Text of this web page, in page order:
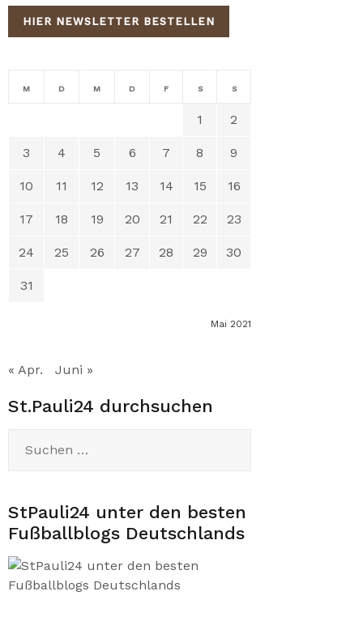
HIER NEWSLETTER BESTELLEN
Mai 2021
M D M D F S S
1 2
3 4 5 6 7 8 9
10 11 12 13 14 15 16
17 18 19 20 21 22 23
24 25 26 27 28 29 30
31
« Apr. Juni »
St.Pauli24 durchsuchen
nach:
StPauli24 unter den besten
Fußballblogs Deutschlands